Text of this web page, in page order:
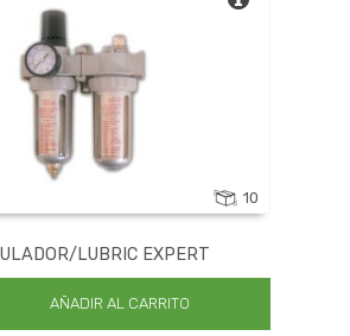
10
LUBRIC EXPERT
LUBRIC
AÑADIR AL CARRITO